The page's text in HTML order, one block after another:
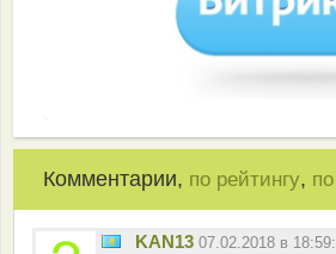
Комментарии, по рейтингу,
KAN13 07.02.2018 в